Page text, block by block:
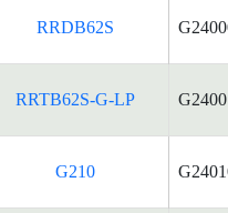
RRDB62S
RRTB62S-G-LP
G210